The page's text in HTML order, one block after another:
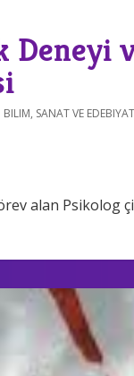
BILIM, SANAT VE EDEBIYAT
alan Psikolog